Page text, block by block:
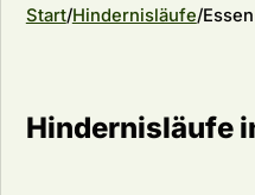
Start Hindernisläufe Essen
Hindernisläufe